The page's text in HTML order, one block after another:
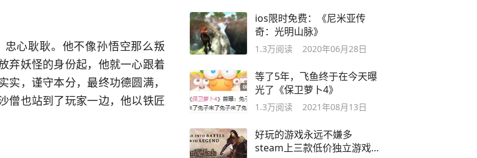
心耿耿。他不像孙悟空那么叛
弃妖怪的身份起，他就一心跟着
，谨守本分，最终功德圆满，
僧也站到了玩家一边，他以铁匠
ios限时免费：《尼米亚传
奇：光明山脉》
1.3万阅读 2020年06月28日
等了5年，飞鱼终于在今天曝
光了《保卫萝卜4》
1.3万阅读 2021年08月13日
好玩的游戏永远不嫌多
steam上三款低价独立游戏推